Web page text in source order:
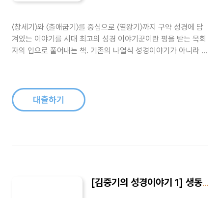
〈창세기〉와 〈출애굽기〉를 중심으로 〈열왕기〉까지 구약 성경에 담
겨있는 이야기를 시대 최고의 성경 이야기꾼이란 평을 받는 목회
자의 입으로 풀어내는 책. 기존의 나열식 성경이야기가 아니라 목
대출하기
[김중기의 성경이야기 1] 생동하는 신앙